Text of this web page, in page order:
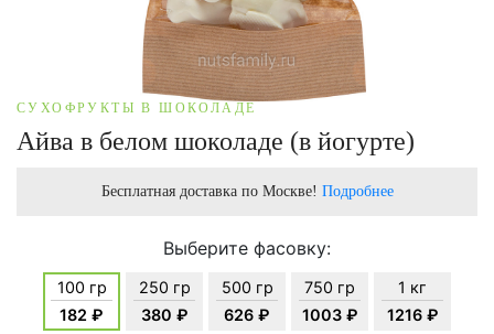
СУХОФРУКТЫ В ШОКОЛАДЕ
Айва в белом шоколаде (в йогурте)
Бесплатная доставка по Москве! Подробнее
Выберите фасовку:
100 гр
182 ₽
250 гр
380 ₽
500 гр
626 ₽
750 гр
1003 ₽
1 кг
1216 ₽